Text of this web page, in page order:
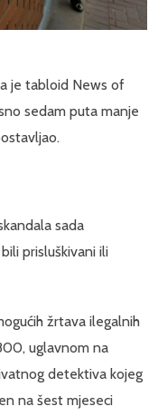
je tabloid News of
sedam puta manje
sada
prisluškivani ili
žrtava ilegalnih
uglavnom na
detektiva kojeg
na šest mjeseci